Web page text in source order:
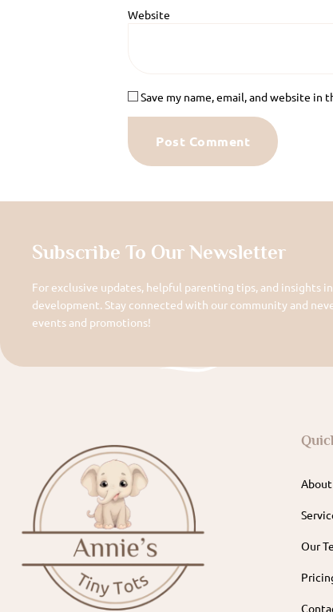
Website
Save my name, email, and website
Subscribe To Our Newsletter
For exclusive updates, helpful parenting tips, and insights
development. Stay connected with our community and
events and promotions!
Our